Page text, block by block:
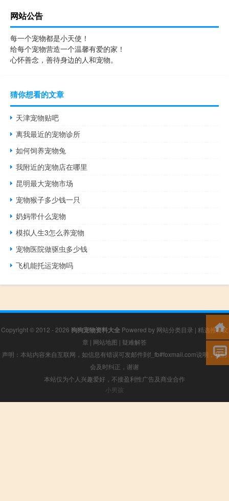
网站公告
每一个宠物都是小天使！
给每个宠物营造一个温馨有爱的家！
心怀善念，善待身边的人和宠物。
猜你想看的文章
天津宠物贴吧
离我最近的宠物诊所
如何饲养宠物兔
我附近的宠物店在哪里
昆明最大宠物市场
宠物猴子多少钱一只
奶妈带什么宠物
模拟人生3怎么养宠物
宠物医院做驱虫多少钱
飞机能托运宠物吗
Copyright © 2012 - 2026 狗狗宠物资料大全Powered by 网站分类目录 | 精选推荐文
章 | 网站地图 | 疑难解答
声明：本站内容来自互联网，如信息有错误可发邮件到f_fb#foxmail.com说明，我们
会及时纠正，谢谢
本站仅为个人兴趣爱好，不接盈利性广告及商业合作
小男孩